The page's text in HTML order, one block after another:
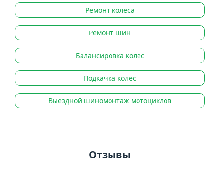
Ремонт колеса
Ремонт шин
Балансировка колес
Подкачка колес
Выездной шиномонтаж мотоциклов
Отзывы